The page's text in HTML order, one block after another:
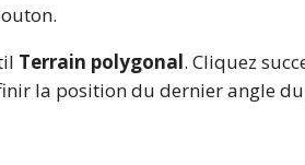
Terrain polygonal. Cliquez
la position du dernier angle